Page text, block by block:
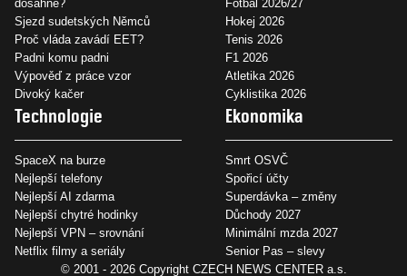
dosáhne?
Sjezd sudetských Němců
Proč vláda zavádí EET?
Padni komu padni
Výpověď z práce vzor
Divoký kačer
Fotbal 2026/27
Hokej 2026
Tenis 2026
F1 2026
Atletika 2026
Cyklistika 2026
Technologie
SpaceX na burze
Nejlepší telefony
Nejlepší AI zdarma
Nejlepší chytré hodinky
Nejlepší VPN – srovnání
Netflix filmy a seriály
Ekonomika
Smrt OSVČ
Spořicí účty
Superdávka – změny
Důchody 2027
Minimální mzda 2027
Senior Pas – slevy
© 2001 - 2026 Copyright CZECH NEWS CENTER a.s.